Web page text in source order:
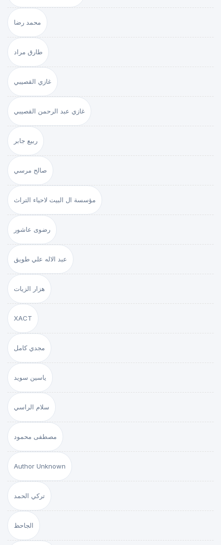
محمد رضا
طارق مراد
غازي القصيبي
غازي عبد الرحمن القصيبي
ربيع جابر
صالح مرسي
مؤسسة ال البيت لاحياء التراث
رضوى عاشور
عبد الاله علي طويق
هزار الزيات
XACT
مجدي كامل
ياسين سويد
سلام الراسي
مصطفى محمود
Author Unknown
تركي الحمد
الجاحظ